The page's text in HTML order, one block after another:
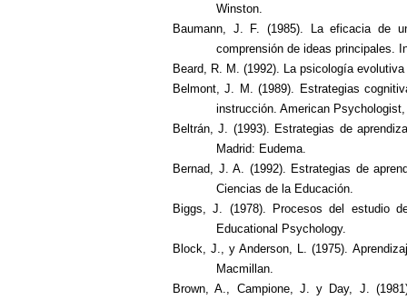
Winston.
Baumann, J. F. (1985). La eficacia de
comprensión de ideas principales.
Beard, R. M. (1992). La psicología
Belmont, J. M. (1989). Estrategias
instrucción. American
Beltrán, J. (1993). Estrategias de
Madrid: Eudema.
Bernad, J. A. (1992). Estrategias de
Ciencias de la Educación.
Biggs, J. (1978). Procesos del estudio
Educational Psychology.
Block, J., y Anderson, L. (1975).
Macmillan.
Brown, A., Campione, J. y Day, J.